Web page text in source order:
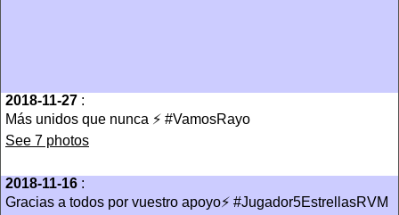
2018-11-27 :
Más unidos que nunca ⚡️ #VamosRayo
See 7 photos
2018-11-16 :
Gracias a todos por vuestro apoyo⚡️ #Jugador5EstrellasRVM